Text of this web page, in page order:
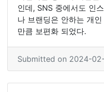
인데, SNS 중에서도 인
나 브랜딩은 안하는 개
만큼 보편화 되었다.
Submitted on 2024-02-